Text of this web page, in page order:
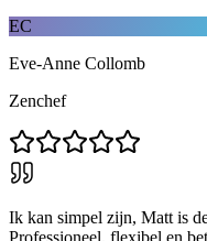
EC
Eve-Anne Collomb
Zenchef
Ik kan simpel zijn, Matt is